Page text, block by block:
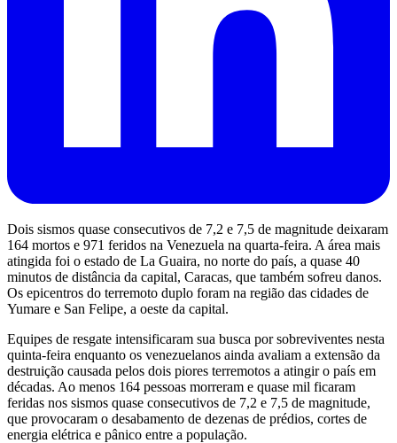
Dois sismos quase consecutivos de 7,2 e 7,5 de magnitude deixaram
164 mortos e 971 feridos na Venezuela na quarta-feira. A área mais
atingida foi o estado de La Guaira, no norte do país, a quase 40
minutos de distância da capital, Caracas, que também sofreu danos.
Os epicentros do terremoto duplo foram na região das cidades de
Yumare e San Felipe, a oeste da capital.
Equipes de resgate intensificaram sua busca por sobreviventes nesta
quinta-feira enquanto os venezuelanos ainda avaliam a extensão da
destruição causada pelos dois piores terremotos a atingir o país em
décadas. Ao menos 164 pessoas morreram e quase mil ficaram
feridas nos sismos quase consecutivos de 7,2 e 7,5 de magnitude,
que provocaram o desabamento de dezenas de prédios, cortes de
energia elétrica e pânico entre a população.